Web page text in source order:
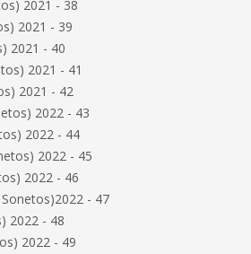
2021 - 38
2021 - 39
2021 - 40
2021 - 41
2021 - 42
2022 - 43
2022 - 44
2022 - 45
2022 - 46
- 47
2022 - 48
2022 - 49